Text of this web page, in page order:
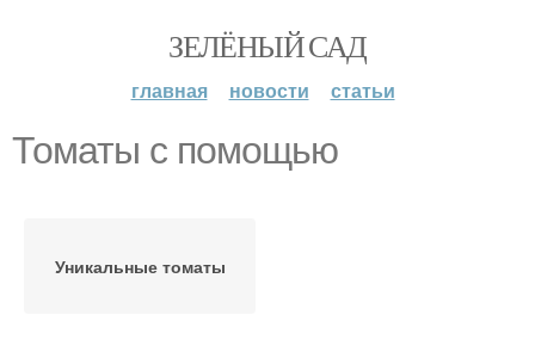
ЗЕЛЁНЫЙ САД
главная новости статьи
Томаты с помощью
Уникальные томаты